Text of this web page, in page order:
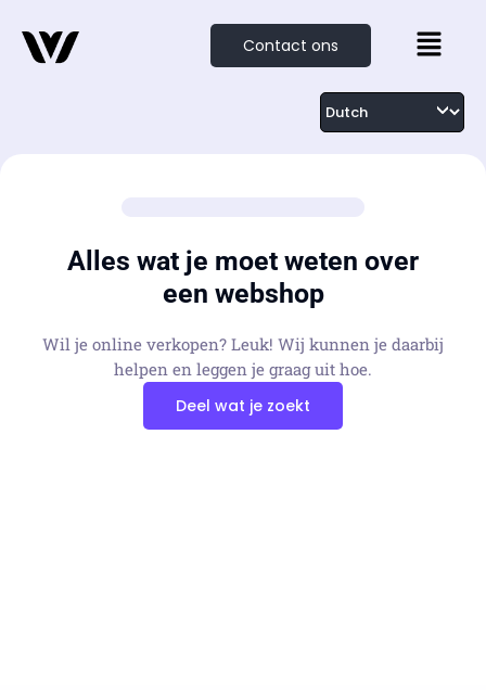
Contact ons
Alles wat je moet weten over
een webshop
Wil je online verkopen? Leuk! Wij kunnen je daarbij
helpen en leggen je graag uit hoe.
Deel wat je zoekt